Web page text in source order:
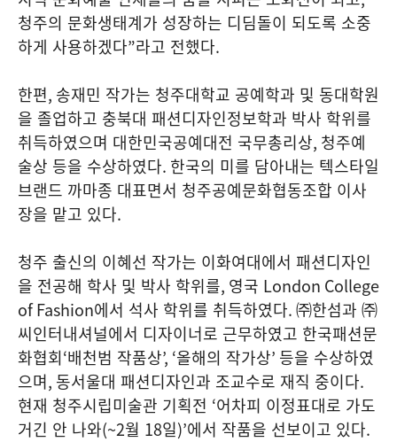
청주의 문화생태계가 성장하는 디딤돌이 되도록 소중
하게 사용하겠다”라고 전했다.
한편, 송재민 작가는 청주대학교 공예학과 및 동대학원
을 졸업하고 충북대 패션디자인정보학과 박사 학위를
취득하였으며 대한민국공예대전 국무총리상, 청주예
술상 등을 수상하였다. 한국의 미를 담아내는 텍스타일
브랜드 까마종 대표면서 청주공예문화협동조합 이사
장을 맡고 있다.
청주 출신의 이혜선 작가는 이화여대에서 패션디자인
을 전공해 학사 및 박사 학위를, 영국 London College
of Fashion에서 석사 학위를 취득하였다.㈜한섬과 ㈜
씨인터내셔널에서 디자이너로 근무하였고 한국패션문
화협회‘배천범 작품상’, ‘올해의 작가상’ 등을 수상하였
으며, 동서울대 패션디자인과 조교수로 재직 중이다.
현재 청주시립미술관 기획전 ‘어차피 이정표대로 가도
거긴 안 나와(~2월 18일)’에서 작품을 선보이고 있다.